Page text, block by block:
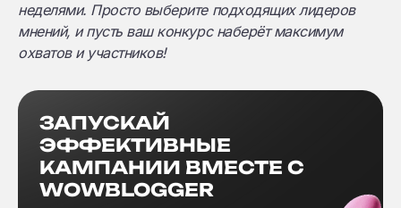
неделями. Просто выберите подходящих лидеров
мнений, и пусть ваш конкурс наберёт максимум
охватов и участников!
ЗАПУСКАЙ
ЭФФЕКТИВНЫЕ
КАМПАНИИ ВМЕСТЕ С
WOWBLOGGER